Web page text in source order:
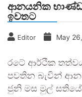
ආනයනික භාණ්ඩ
ඉවතට
Editor May
රටේ ආර්ථික
පවතින බැවින්
ජුනි මස මුල්